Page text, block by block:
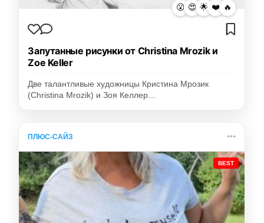
😮 😍 🌟 ❤️ 🔥
Запутанные рисунки от Christina Mrozik и
Zoe Keller
Две талантливые художницы Кристина Мрозик
(Christina Mrozik) и Зоя Келлер…
ПЛЮС-САЙЗ
BEST